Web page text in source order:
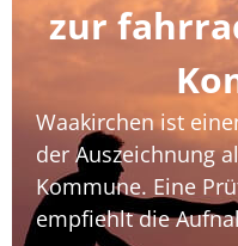
zur
Waakirchen ist
der Auszeichnung
Kommune. Eine
empfiehlt die